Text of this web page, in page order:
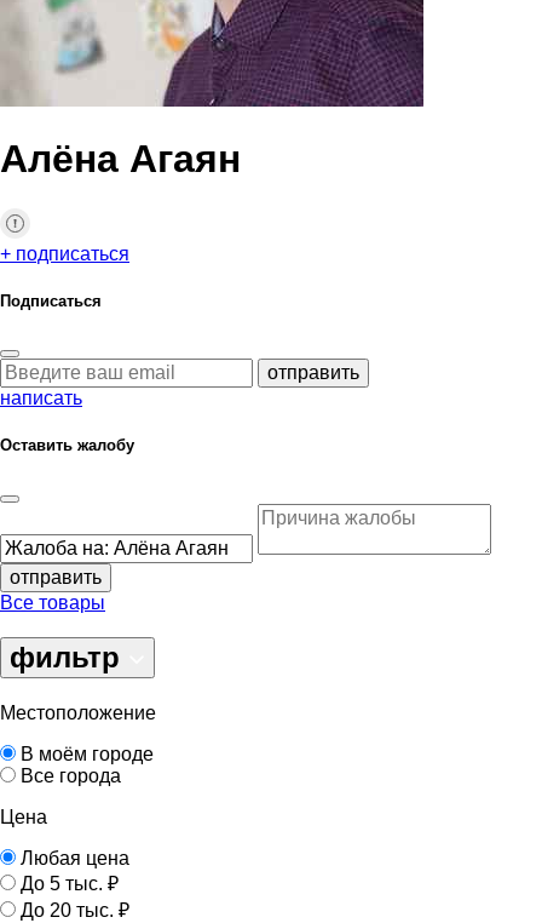
Алёна Агаян
+ подписаться
Подписаться
отправить
написать
Оставить жалобу
отправить
Все товары
фильтр
Местоположение
В моём городе
Все города
Цена
Любая цена
До 5 тыс. ₽
До 20 тыс. ₽